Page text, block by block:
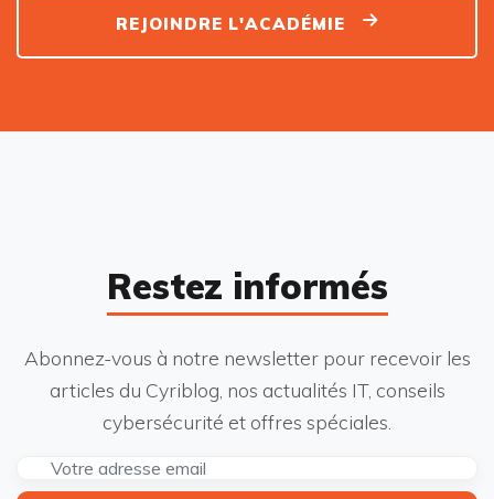
REJOINDRE L'ACADÉMIE
Restez informés
Abonnez-vous à notre newsletter pour recevoir les
articles du Cyriblog, nos actualités IT, conseils
cybersécurité et offres spéciales.